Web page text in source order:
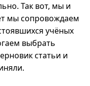
Так вот, мы и
мы сопровождаем
учёных
выбрать
статьи и